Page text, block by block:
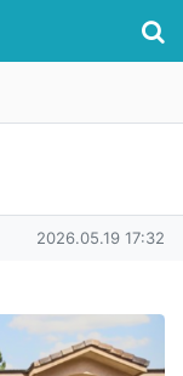
작성일
2026.05.19 17:32